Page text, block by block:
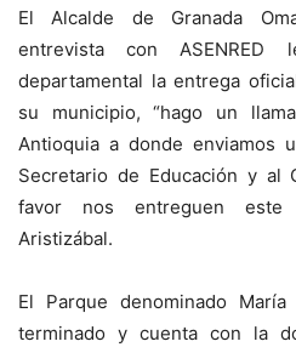
El Alcalde de Granada
entrevista con
departamental la entrega
su municipio, “hago un
Antioquia a donde enviamos
Secretario de Educación y al
favor nos entreguen este
Aristizábal.
El Parque denominado
terminado y cuenta con la